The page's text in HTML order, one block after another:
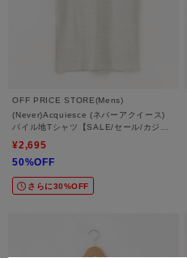
OFF PRICE STORE(Mens)
(Never)Acquiesce (ネバーアクイース)
パイル地Tシャツ【SALE/セール/カジュ
アル】
¥2,695
50%OFF
さらに30%OFF